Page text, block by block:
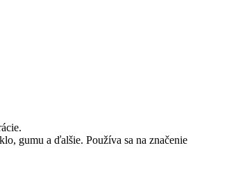
gumu a ďalšie. Používa sa na značenie